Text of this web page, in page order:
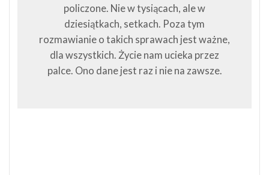
policzone. Nie w tysiącach, ale w
dziesiątkach, setkach. Poza tym
rozmawianie o takich sprawach jest ważne,
dla wszystkich. Życie nam ucieka przez
palce. Ono dane jest raz i nie na zawsze.